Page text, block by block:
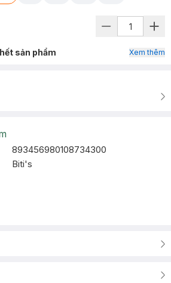
sản phẩm Xem thêm
893456980108734300
Biti's